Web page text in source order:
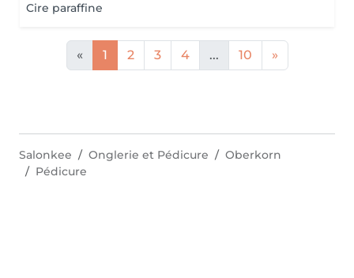
Cire paraffine
« 1 2 3 4 ... 10 »
Salonkee Onglerie et Pédicure
Oberkorn
Pédicure